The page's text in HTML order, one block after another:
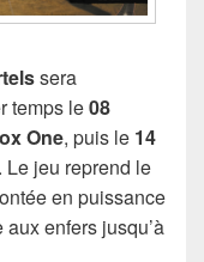
sera
temps le08
One, puis le 14
. Le jeu reprend le
en puissance
enfers jusqu’à